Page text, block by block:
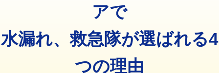
コンクリート斫り（厚さ10㎝超え）
モルタル補修（厚さ10㎝まで） 27,500円
止水・漏水調査・防水処理・清掃・修
11,000円
止水・漏水調査・防水処理・清掃・修
22,000円
アで
水漏れ、救急隊が選ばれる4
つの理由